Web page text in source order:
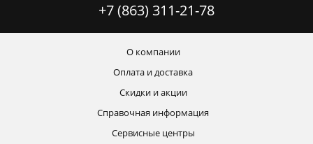
+7 (863) 311-21-78
О компании
Оплата и доставка
Скидки и акции
Справочная информация
Сервисные центры